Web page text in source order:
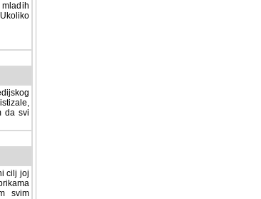
im
da svi
cilj joj
svim